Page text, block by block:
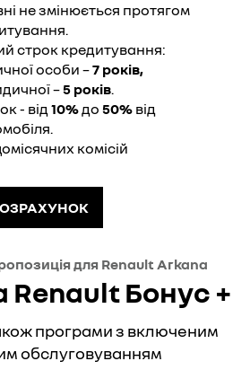
не змінюється протягом
строк кредитування:
особи –7 років,
–5 років.
- від10%до 50% від
комісій
для Renault Arkana
Renault Бонус +
програми з включеним
обслуговуванням